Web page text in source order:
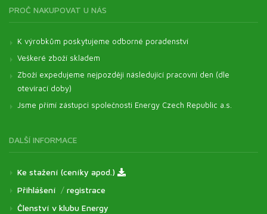
PROČ NAKUPOVAT U NÁS
K výrobkům poskytujeme odborné poradenství
Veškeré zboží skladem
Zboží expedujeme nejpozději následující pracovní den (dle
otevírací doby)
Jsme přímí zástupci společnosti Energy Czech Republic a.s.
DALŠÍ INFORMACE
Ke stažení (ceníky apod.)
Přihlášení / registrace
Členství v klubu Energy